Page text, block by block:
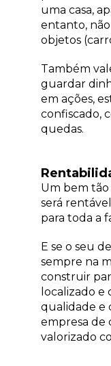
uma casa,
entanto,
objetos
Também
guardar
em ações,
confiscado,
quedas.
Um bem
será
para toda a
E se o seu
sempre na
construir
localizado
qualidade e
empresa de
valorizado